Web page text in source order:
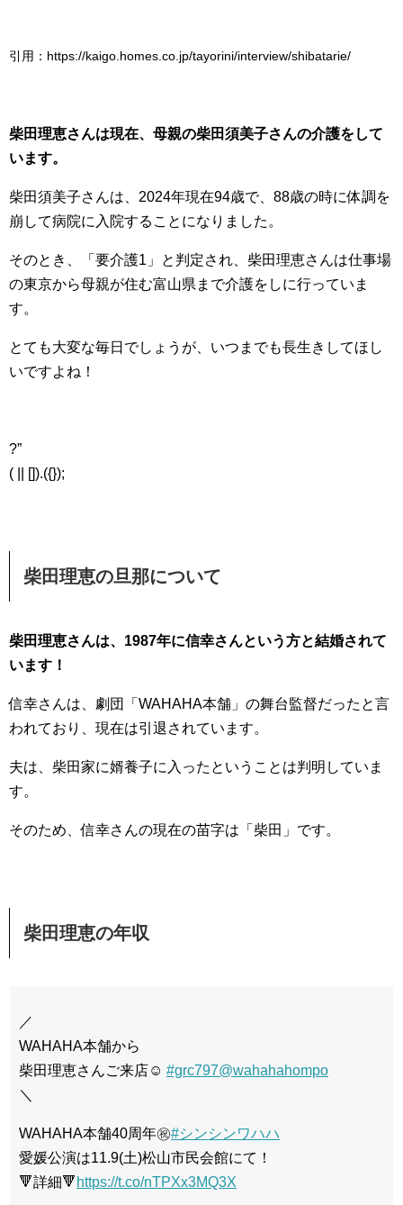
引用：https://kaigo.homes.co.jp/tayorini/interview/shibatarie/
柴田理恵さんは現在、母親の柴田須美子さんの介護をして
います。
柴田須美子さんは、2024年現在94歳で、88歳の時に体調を
崩して病院に入院することになりました。
そのとき、「要介護1」と判定され、柴田理恵さんは仕事場
の東京から母親が住む富山県まで介護をしに行っていま
す。
とても大変な毎日でしょうが、いつまでも長生きしてほし
いですよね！
?”
( || []).({});
柴田理恵の旦那について
柴田理恵さんは、1987年に信幸さんという方と結婚されて
います！
信幸さんは、劇団「WAHAHA本舗」の舞台監督だったと言
われており、現在は引退されています。
夫は、柴田家に婿養子に入ったということは判明していま
す。
そのため、信幸さんの現在の苗字は「柴田」です。
柴田理恵の年収
／
WAHAHA本舗から
柴田理恵さんご来店☺️ #grc797@wahahahompo
＼
WAHAHA本舗40周年㊗️#シンシンワハハ
愛媛公演は11.9(土)松山市民会館にて！
🔻詳細🔻 https://t.co/nTPXx3MQ3X